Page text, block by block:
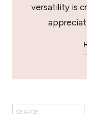
versatility is